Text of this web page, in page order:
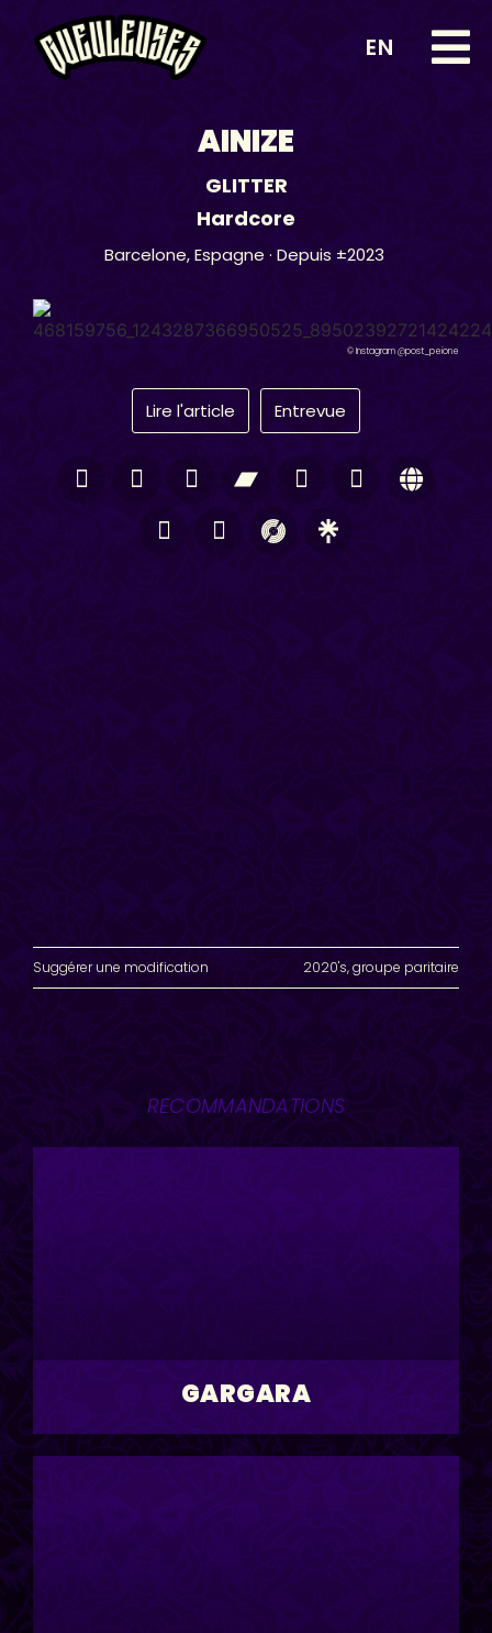
EN
AINIZE
GLITTER
Hardcore
Barcelone, Espagne · Depuis ±2023
© Instagram @post_peione
Lire l'article Entrevue
Suggérer une modification 2020's,groupe paritaire
RECOMMANDATIONS
GARGARA